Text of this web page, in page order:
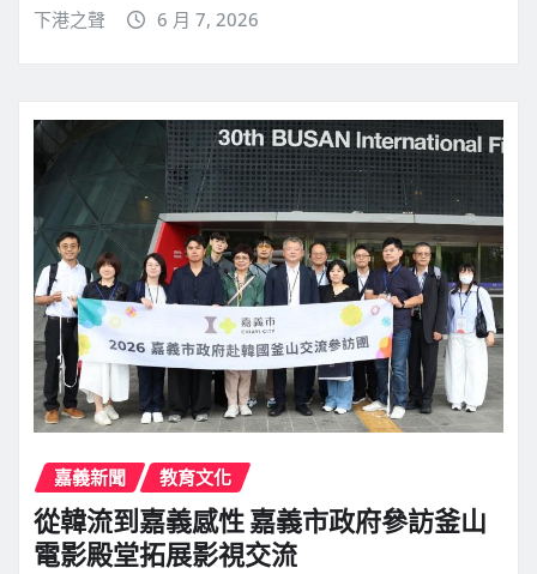
下港之聲 6 月 7, 2026
嘉義新聞 教育文化
從韓流到嘉義感性 嘉義市政府參訪釜山
電影殿堂拓展影視交流